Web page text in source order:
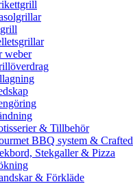
weber
& Tillbehör
BBQ system & Crafted
Stekgaller & Pizza
& Förkläde